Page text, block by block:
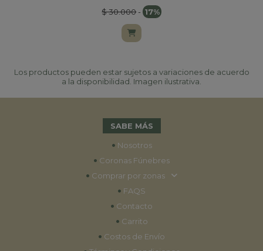
$ 30.000- 17%
Los productos pueden estar sujetos a variaciones de acuerdo
a la disponibilidad. Imagen ilustrativa.
SABE MÁS
• Nosotros
• Coronas Fúnebres
• Comprar por zonas
• FAQS
• Contacto
• Carrito
• Costos de Envío